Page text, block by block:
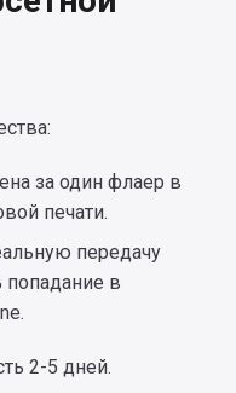
за один флаер в
печати.
передачу
попадание в
2-5 дней.